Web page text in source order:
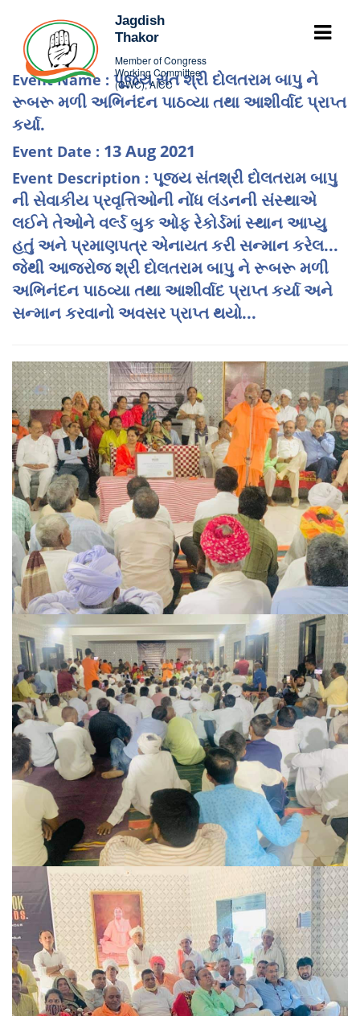
Jagdish
Thakor
Member of Congress
Working Committee
(CWC), AICC
Event Name : પૂજય સંત શ્રી દોલતરામ બાપુ ને
રૂબરૂ મળી અભિનંદન પાઠવ્યા તથા આશીર્વાદ પ્રાપ્ત
કર્યા.
Event Date : 13 Aug 2021
Event Description : પૂજ્ય સંતશ્રી દોલતરામ બાપુ
ની સેવાકીય પ્રવૃત્તિઓની નોંધ લંડનની સંસ્થાએ
લઈને તેઓને વર્લ્ડ બુક ઓફ રેકોર્ડમાં સ્થાન આપ્યુ
હતું અને પ્રમાણપત્ર એનાયત કરી સન્માન કરેલ...
જેથી આજરોજ શ્રી દોલતરામ બાપુ ને રૂબરૂ મળી
અભિનંદન પાઠવ્યા તથા આશીર્વાદ પ્રાપ્ત કર્યા અને
સન્માન કરવાનો અવસર પ્રાપ્ત થયો...